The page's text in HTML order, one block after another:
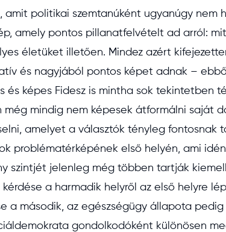
politikai szemtanúként ugyanúgy nem
amely pontos pillanatfelvételt ad arról:
életüket illetően. Mindez azért
és nagyjából pontos képet adnak –
és képes Fidesz is mintha sok tekintetben
mindig nem képesek átformálni saját
amelyet a választók tényleg fontosnak
problématérképének első helyén, ami idén
szintjét jelenleg még többen tartják
a harmadik helyről az első helyre
a második, az egészségügy állapota
gondolkodóként különösen